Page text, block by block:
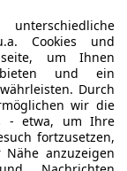
der Angaben
Nach Oben
Automarkt.
Cookies und
um Ihnen
und ein
Durch
wir die
- etwa, um Ihre
fortzusetzen,
anzuzeigen